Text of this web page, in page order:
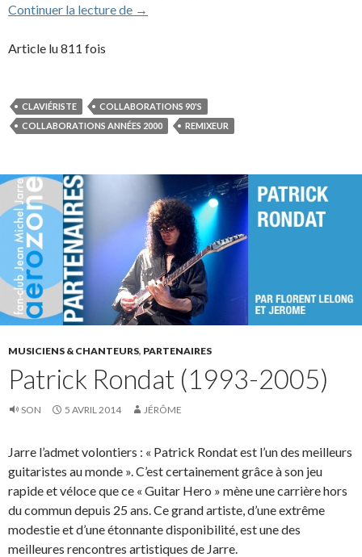
Continuer la lecture de Tetsuya « TK » Komuro (1998-2001)
→
Article lu 811 fois
CLAVIÉRISTE
COLLABORATIONS 90'S
COLLABORATIONS ANNÉES 2000
REMIXEUR
MUSICIENS & CHANTEURS, PARTENAIRES
Patrick Rondat (1993-2005)
SON 5 AVRIL 2014 JÉRÔME
Jarre l’admet volontiers : « Patrick Rondat est l’un des meilleurs
guitaristes au monde ». C’est certainement grâce à son jeu
rapide et véloce que ce « Guitar Hero » mène une carrière hors
du commun depuis 25 ans. Ce grand artiste, d’une extrême
modestie et d’une étonnante disponibilité, est une des
meilleures rencontres artistiques de Jarre.